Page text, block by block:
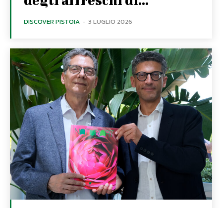
DISCOVER PISTOIA - 3 LUGLIO 2026